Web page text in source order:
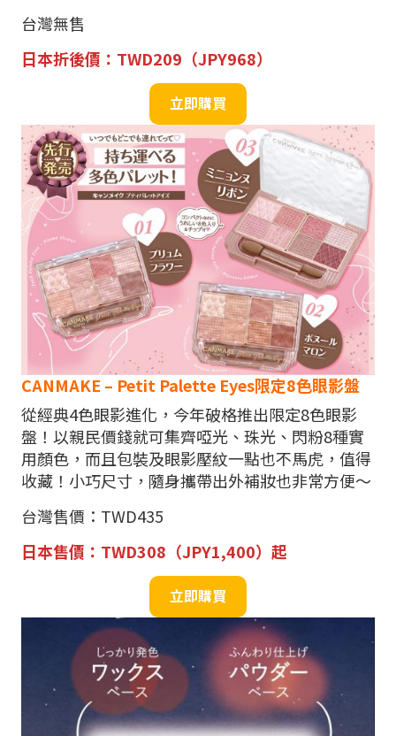
台灣無售
日本折後價：TWD209（JPY968）
立即購買
CANMAKE – Petit Palette Eyes限定8色眼影盤
從經典4色眼影進化，今年破格推出限定8色眼影
盤！以親民價錢就可集齊啞光、珠光、閃粉8種實
用顏色，而且包裝及眼影壓紋一點也不馬虎，值得
收藏！小巧尺寸，隨身攜帶出外補妝也非常方便～
台灣售價：TWD435
日本售價：TWD308（JPY1,400）起
立即購買